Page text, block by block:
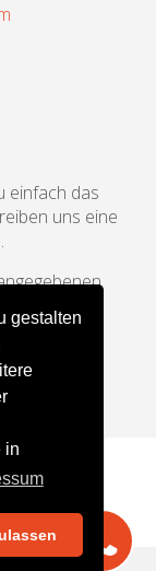
gestalten
in
einfach das
uns eine
©